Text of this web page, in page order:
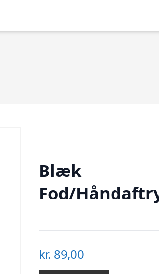
Blæk
Fod/
kr. 89,00